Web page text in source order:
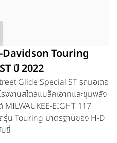
Davidson Touring
ปี 2022
Glide Special ST รถมอเตอ
งงานสไตล์แบล็คเอาท์และขุมพลัง
MILWAUKEE-EIGHT 117
รุ่น Touring มาตรฐานของ H-D
ขี่